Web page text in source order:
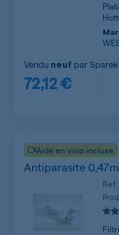
72,12 €
Vendu neuf par
Aide en visio incluse
Antiparasite